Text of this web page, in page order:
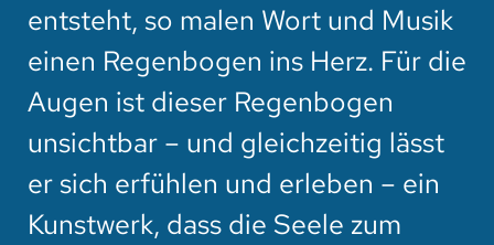
entsteht, so malen Wort und Musik
einen Regenbogen ins Herz. Für die
Augen ist dieser Regenbogen
unsichtbar – und gleichzeitig lässt
er sich erfühlen und erleben – ein
Kunstwerk, dass die Seele zum